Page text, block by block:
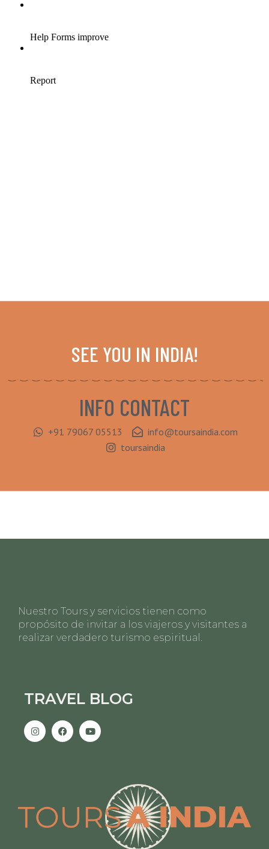
SEE YOU IN INDIA!
INFO CONTACT
+91 79067 05513
info@toursaindia.com
toursaindia
Nuestro Tours y servicios tienen como
propósito de invitar a los viajeros y visitantes a
realizar verdadero turismo espiritual.
TRAVEL BLOG